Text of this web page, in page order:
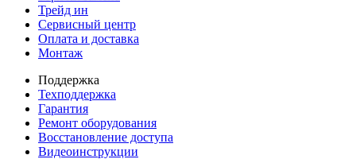
Трейд ин
Сервисный центр
Оплата и доставка
Монтаж
Поддержка
Техподдержка
Гарантия
Ремонт оборудования
Восстановление доступа
Видеоинструкции